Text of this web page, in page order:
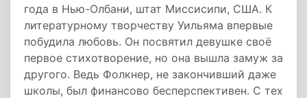
года в Нью-Олбани, штат Миссисипи, США. К
литературному творчеству Уильяма впервые
побудила любовь. Он посвятил девушке своё
первое стихотворение, но она вышла замуж за
другого. Ведь Фолкнер, не закончивший даже
школы, был финансово бесперспективен. С тех